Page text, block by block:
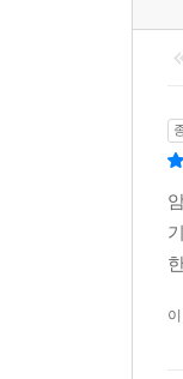
저쪽
신경
어디
때부
나무
폭력
밀크
이름
시달
자신